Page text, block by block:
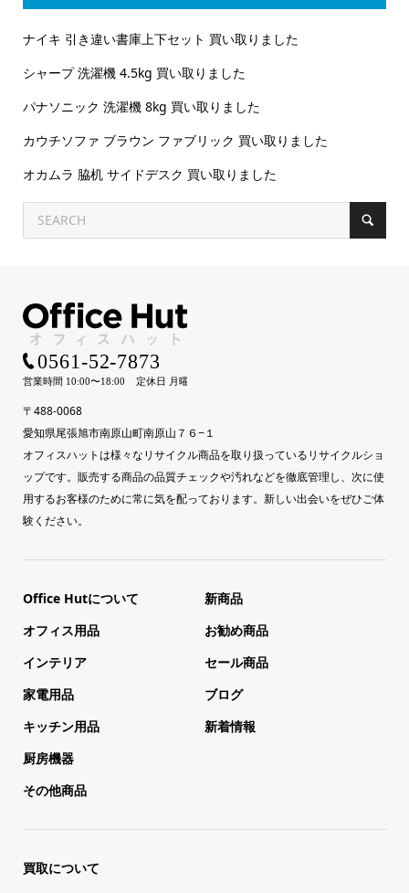
ナイキ 引き違い書庫上下セット 買い取りました
シャープ 洗濯機 4.5kg 買い取りました
パナソニック 洗濯機 8kg 買い取りました
カウチソファ ブラウン ファブリック 買い取りました
オカムラ 脇机 サイドデスク 買い取りました
〒488-0068
愛知県尾張旭市南原山町南原山７６−１
オフィスハットは様々なリサイクル商品を取り扱っているリサイクルショ
ップです。販売する商品の品質チェックや汚れなどを徹底管理し、次に使
用するお客様のために常に気を配っております。新しい出会いをぜひご体
験ください。
Office Hutについて
オフィス用品
インテリア
家電用品
キッチン用品
厨房機器
その他商品
新商品
お勧め商品
セール商品
ブログ
新着情報
買取について